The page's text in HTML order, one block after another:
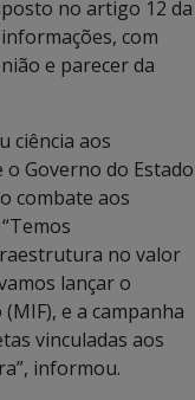
no artigo 12 da
com
e parecer da
ciência aos
o Governo do Estado
combate aos
no valor
lançar o
e a campanha
vinculadas aos
informou.